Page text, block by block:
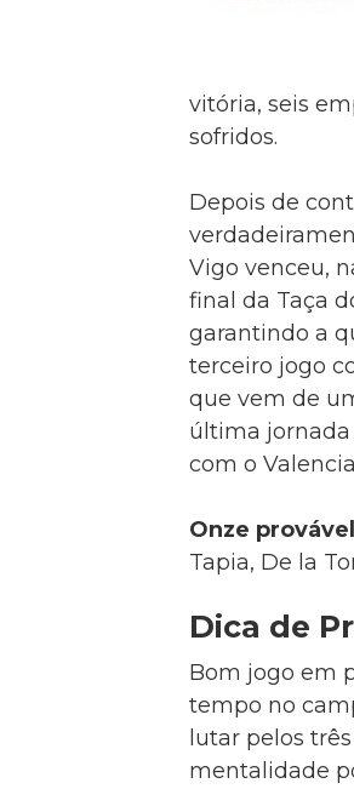
vitória, seis
sofridos.
Depois de
Vigo venceu,
final da Taça
garantindo a
terceiro jogo
que vem de
última jornada
com o
Onze
Tapia, De la
Dica de
Bom jogo em
tempo no
lutar pelos
mentalidade